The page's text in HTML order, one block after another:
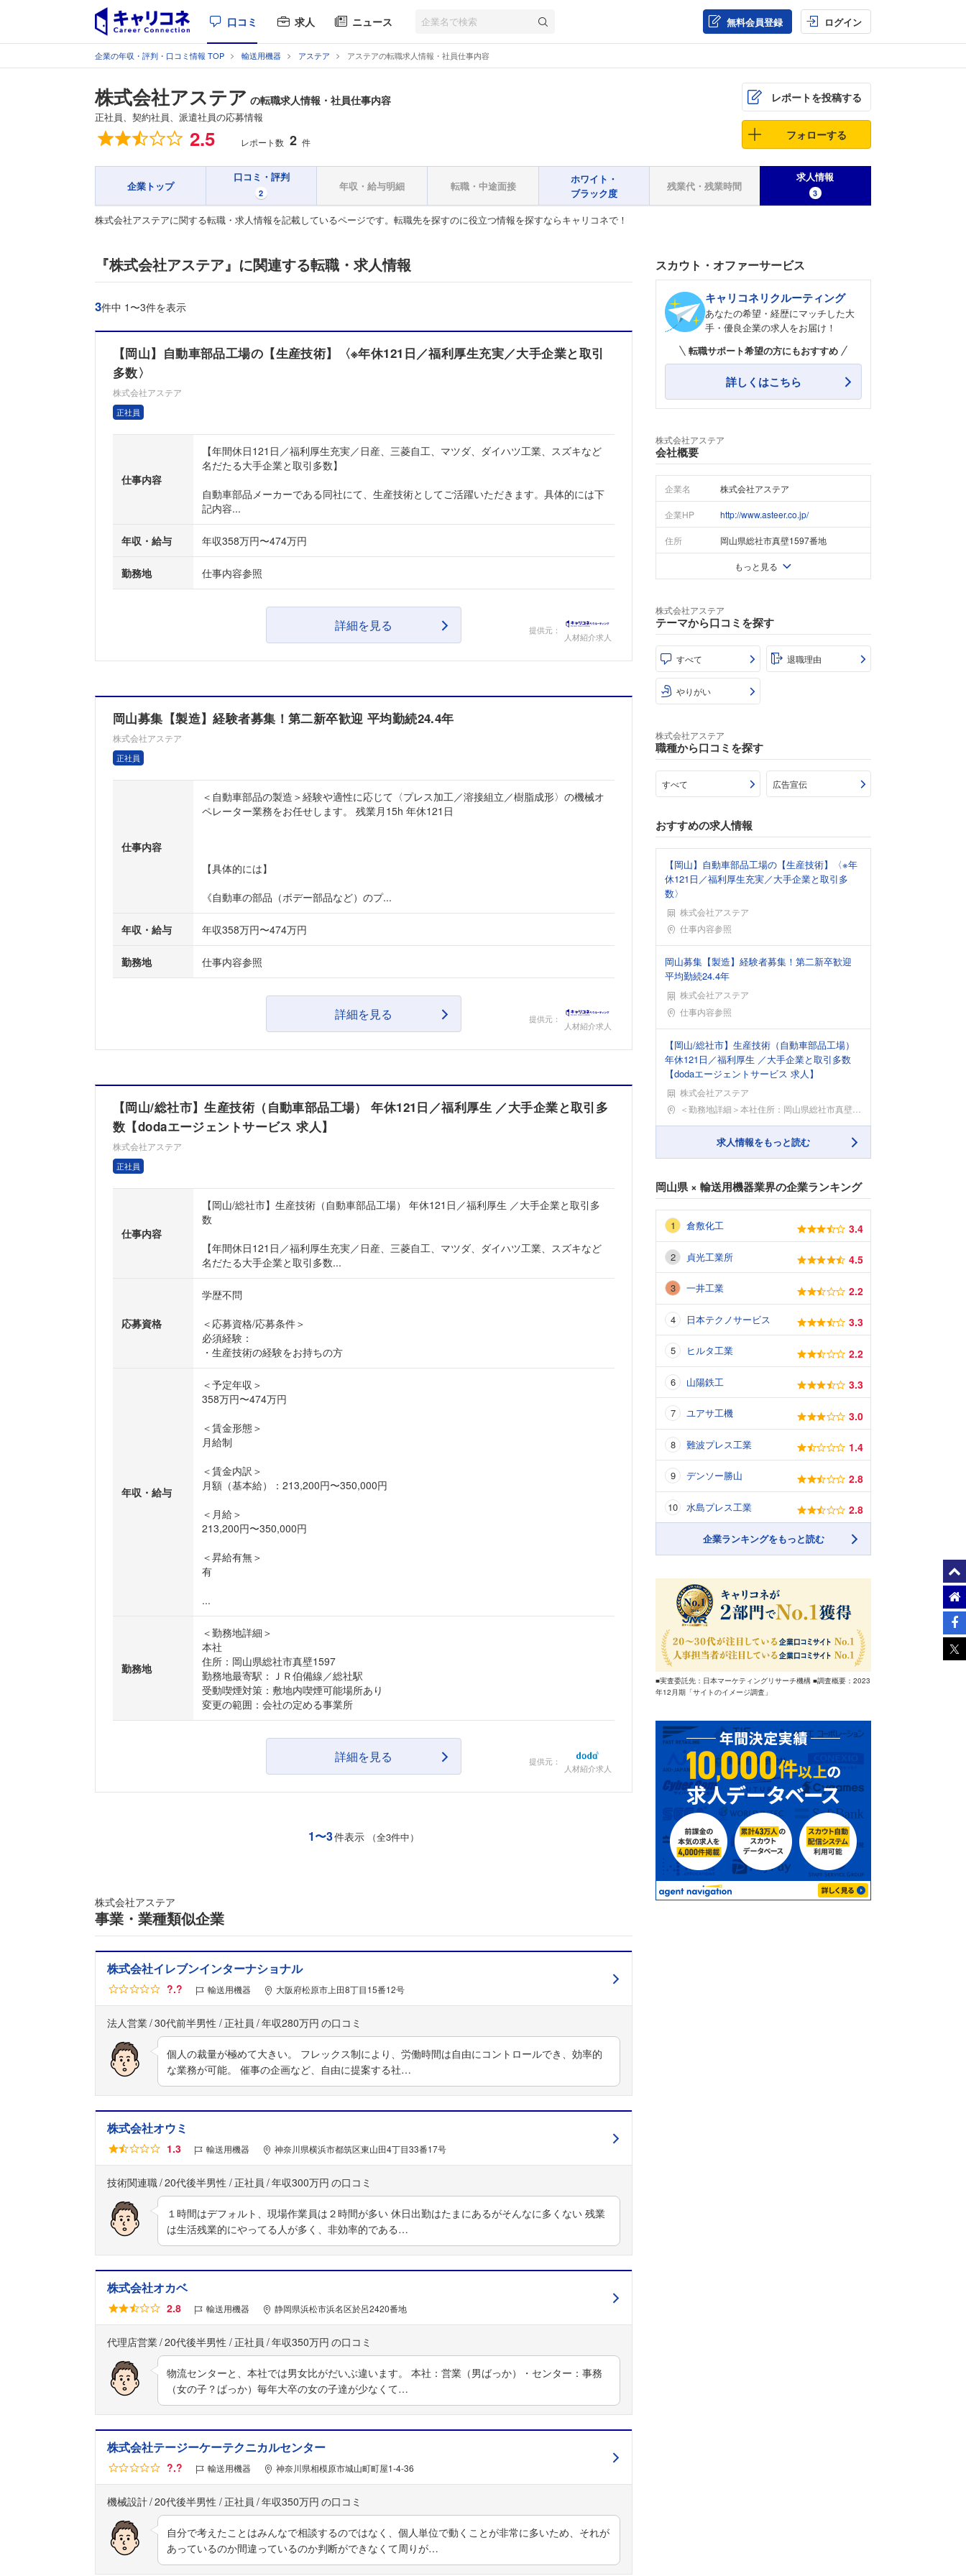
口コミ 求人 ニュース 無料会員登録 ログイン
企業の年収・評判・口コミ情報 TOP 輸送用機器 アステア アステアの転職求人情報・社員仕事内容
株式会社アステア の転職求人情報・社員仕事内容
正社員、契約社員、派遣社員の応募情報
総合評価 2.5 レポート数 2 件
レポートを投稿する
フォローする
企業トップ
口コミ・評判
2
年収・給与明細 転職・中途面接
ホワイト・
ブラック度
残業代・残業時間
求人情報
3
株式会社アステアに関する転職・求人情報を記載しているページです。転職先を探すのに役立つ情報を探すならキャリコネで！
『株式会社アステア』に関連する転職・求人情報
3件中 1〜3件を表示
【岡山】自動車部品工場の【生産技術】〈※年休121日／福利厚生充実／大手企業と取引
多数〉
株式会社アステア
正社員
仕事内容
【年間休日121日／福利厚生充実／日産、三菱自工、マツダ、ダイハツ工業、スズキなど
名だたる大手企業と取引多数】
自動車部品メーカーである同社にて、生産技術としてご活躍いただきます。具体的には下
記内容...
年収・給与 年収358万円〜474万円
勤務地 仕事内容参照
詳細を見る 提供元：
人材紹介求人
岡山募集【製造】経験者募集！第二新卒歓迎 平均勤続24.4年
株式会社アステア
正社員
仕事内容
＜自動車部品の製造＞経験や適性に応じて〈プレス加工／溶接組立／樹脂成形〉の機械オ
ペレーター業務をお任せします。 残業月15h 年休121日
【具体的には】
《自動車の部品（ボデー部品など）のプ...
年収・給与 年収358万円〜474万円
勤務地 仕事内容参照
詳細を見る 提供元：
人材紹介求人
【岡山/総社市】生産技術（自動車部品工場） 年休121日／福利厚生 ／大手企業と取引多
数【dodaエージェントサービス 求人】
株式会社アステア
正社員
仕事内容
【岡山/総社市】生産技術（自動車部品工場） 年休121日／福利厚生 ／大手企業と取引多
数
【年間休日121日／福利厚生充実／日産、三菱自工、マツダ、ダイハツ工業、スズキなど
名だたる大手企業と取引多数...
応募資格
学歴不問
＜応募資格/応募条件＞
必須経験：
・生産技術の経験をお持ちの方
年収・給与
＜予定年収＞
358万円〜474万円
＜賃金形態＞
月給制
＜賃金内訳＞
月額（基本給）：213,200円〜350,000円
＜月給＞
213,200円〜350,000円
＜昇給有無＞
有
...
勤務地
＜勤務地詳細＞
本社
住所：岡山県総社市真壁1597
勤務地最寄駅：ＪＲ伯備線／総社駅
受動喫煙対策：敷地内喫煙可能場所あり
変更の範囲：会社の定める事業所
詳細を見る 提供元：
人材紹介求人
1〜3件表示 （全3件中）
株式会社アステア
事業・業種類似企業
株式会社イレブンインターナショナル
?.? 輸送用機器 大阪府松原市上田8丁目15番12号
法人営業 30代前半男性 正社員 年収280万円
個人の裁量が極めて大きい。 フレックス制により、労働時間は自由にコントロールでき、効率的
な業務が可能。 催事の企画など、自由に提案する社…
株式会社オウミ
1.3 輸送用機器 神奈川県横浜市都筑区東山田4丁目33番17号
技術関連職 20代後半男性 正社員 年収300万円
１時間はデフォルト、現場作業員は２時間が多い 休日出勤はたまにあるがそんなに多くない 残業
は生活残業的にやってる人が多く、非効率的である…
株式会社オカベ
2.8 輸送用機器 静岡県浜松市浜名区於呂2420番地
代理店営業 20代後半男性 正社員 年収350万円
物流センターと、本社では男女比がだいぶ違います。 本社：営業（男ばっか）・センター：事務
（女の子？ばっか）毎年大卒の女の子達が少なくて…
株式会社テージーケーテクニカルセンター
?.? 輸送用機器 神奈川県相模原市城山町町屋1-4-36
機械設計 20代後半男性 正社員 年収350万円
自分で考えたことはみんなで相談するのではなく、個人単位で動くことが非常に多いため、それが
あっているのか間違っているのか判断ができなくて周りが…
スカウト・オファーサービス
キャリコネリクルーティング
あなたの希望・経歴にマッチした大
手・優良企業の求人をお届け！
転職サポート希望の方にもおすすめ
詳しくはこちら
株式会社アステア
会社概要
企業名 株式会社アステア
企業HP http://www.asteer.co.jp/
住所 岡山県総社市真壁1597番地
もっと見る
株式会社アステア
テーマから口コミを探す
すべて 退職理由
やりがい
株式会社アステア
職種から口コミを探す
すべて 広告宣伝
おすすめの求人情報
【岡山】自動車部品工場の【生産技術】〈※年
休121日／福利厚生充実／大手企業と取引多
数〉
株式会社アステア
勤務地仕事内容参照
岡山募集【製造】経験者募集！第二新卒歓迎
平均勤続24.4年
株式会社アステア
勤務地仕事内容参照
【岡山/総社市】生産技術（自動車部品工場）
年休121日／福利厚生 ／大手企業と取引多数
【dodaエージェントサービス 求人】
株式会社アステア
勤務地＜勤務地詳細＞本社住所：岡山県総社市真壁1597
求人情報をもっと読む
岡山県× 輸送用機器業界の企業ランキング
倉敷化工 3.4
貞光工業所 4.5
一井工業 2.2
日本テクノサービス 3.3
ヒルタ工業 2.2
山陽鉄工 3.3
ユアサ工機 3.0
難波プレス工業 1.4
デンソー勝山 2.8
水島プレス工業 2.8
企業ランキングをもっと読む
■実査委託先：日本マーケティングリサーチ機構 ■調査概要：2023
年12月期「サイトのイメージ調査」